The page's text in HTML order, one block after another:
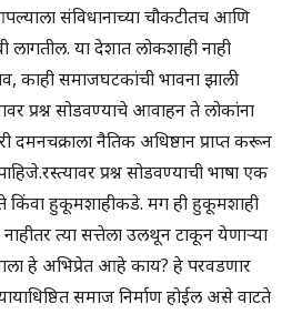
आपल्याला संविधानाच्या चौकटीतच आणि
लागतील. या देशात लोकशाही नाही
काही समाजघटकांची भावना झाली
प्रश्न सोडवण्याचे आवाहन ते लोकांना
नैतिक अधिष्ठान प्राप्त करून
प्रश्न सोडवण्याची भाषा एक
हुकूमशाहीकडे. मग ही हुकूमशाही
त्या सत्तेला उलथून टाकून येणाऱ्या
हे अभिप्रेत आहे काय? हे परवडणार
समाज निर्माण होईल असे वाटते